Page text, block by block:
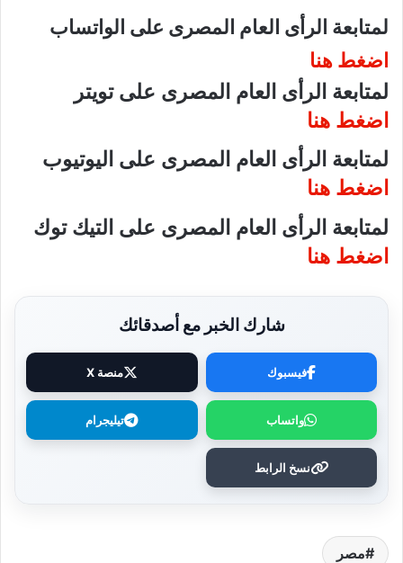
لمتابعة الرأى العام المصرى على الواتساب
اضغط هنا
لمتابعة الرأى العام المصرى على تويتر
اضغط هنا
لمتابعة الرأى العام المصرى على اليوتيوب
اضغط هنا
لمتابعة الرأى العام المصرى على التيك توك
اضغط هنا
شارك الخبر مع أصدقائك
فيسبوك منصة X
واتساب تيليجرام
نسخ الرابط
مصر